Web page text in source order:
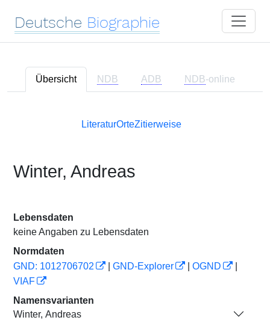
Deutsche Biographie
Übersicht NDB ADB NDB-online
LiteraturOrteZitierweise
Winter, Andreas
Lebensdaten
keine Angaben zu Lebensdaten
Normdaten
GND: 1012706702
GND-Explorer OGND
VIAF
Namensvarianten
Winter, Andreas